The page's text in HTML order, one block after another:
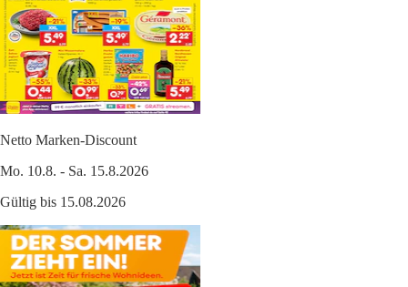
Netto Marken-Discount
Mo. 10.8. - Sa. 15.8.2026
Gültig bis 15.08.2026